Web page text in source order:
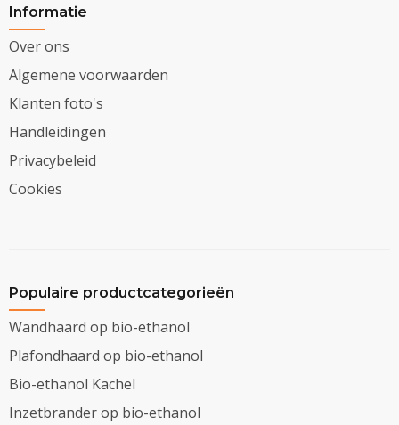
Informatie
Over ons
Algemene voorwaarden
Klanten foto's
Handleidingen
Privacybeleid
Cookies
Populaire productcategorieën
Wandhaard op bio-ethanol
Plafondhaard op bio-ethanol
Bio-ethanol Kachel
Inzetbrander op bio-ethanol